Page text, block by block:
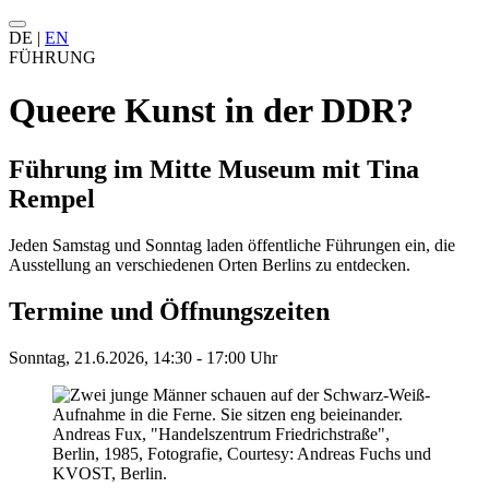
DE | EN
FÜHRUNG
Queere Kunst in der DDR?
Führung im Mitte Museum mit Tina
Rempel
Jeden Samstag und Sonntag laden öffentliche Führungen ein, die
Ausstellung an verschiedenen Orten Berlins zu entdecken.
Termine und Öffnungszeiten
Sonntag, 21.6.2026, 14:30 - 17:00 Uhr
Andreas Fux, "Handelszentrum Friedrichstraße",
Berlin, 1985, Fotografie, Courtesy: Andreas Fuchs und
KVOST, Berlin.